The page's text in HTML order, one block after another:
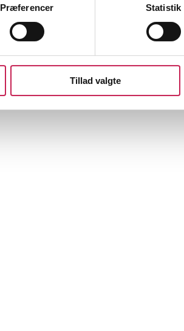
Præferencer Statistik
Tillad valgte